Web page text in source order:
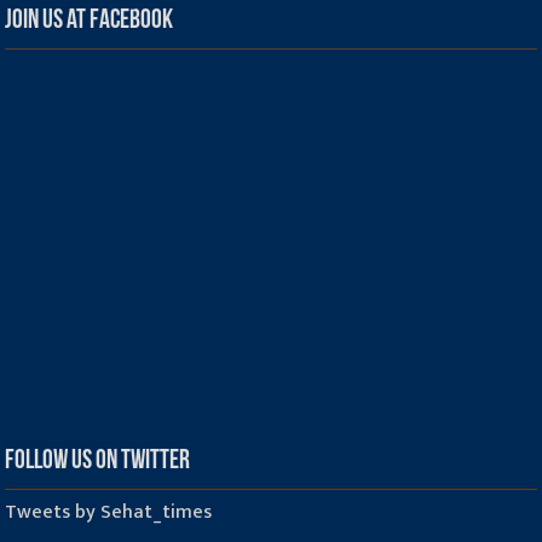
Join us at Facebook
Follow us on Twitter
Tweets by Sehat_times